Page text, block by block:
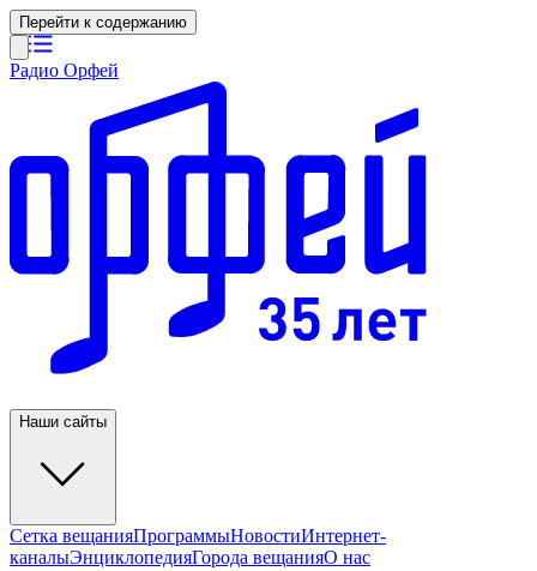
Перейти к содержанию
Радио Орфей
Наши сайты
Сетка вещанияПрограммыНовостиИнтернет-
каналыЭнциклопедияГорода вещанияО нас